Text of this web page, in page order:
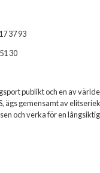
37 93
30
publikt och en av
ägs gemensamt av
och verka för en